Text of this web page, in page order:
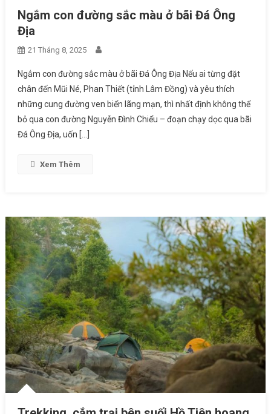
Ngắm con đường sắc màu ở bãi Đá Ông
Địa
21 Tháng 8, 2025
Ngắm con đường sắc màu ở bãi Đá Ông Địa Nếu ai từng đặt
chân đến Mũi Né, Phan Thiết (tỉnh Lâm Đồng) và yêu thích
những cung đường ven biển lãng mạn, thì nhất định không thể
bỏ qua con đường Nguyễn Đình Chiểu – đoạn chạy dọc qua bãi
Đá Ông Địa, uốn […]
Xem Thêm